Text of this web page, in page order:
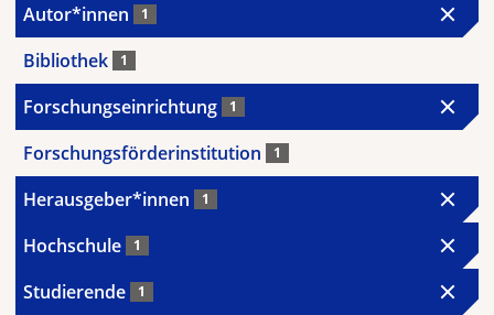
Autor*innen 1
Bibliothek 1
Forschungseinrichtung 1
Forschungsförderinstitution 1
Herausgeber*innen 1
Hochschule 1
Studierende 1